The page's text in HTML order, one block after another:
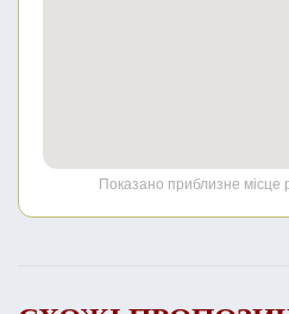
Показано приблизне місце